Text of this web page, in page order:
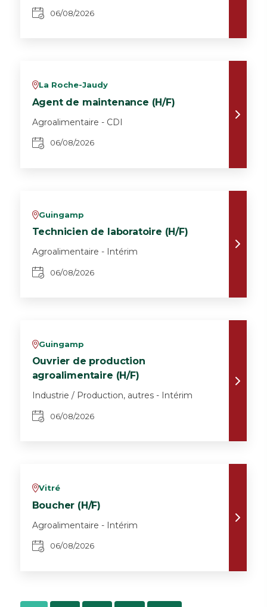
06/08/2026
vLa Roche-Jaudy
Agent de maintenance (H/F)
Agroalimentaire - CDI
06/08/2026
vGuingamp
Technicien de laboratoire (H/F)
Agroalimentaire - Intérim
06/08/2026
vGuingamp
Ouvrier de production
agroalimentaire (H/F)
Industrie / Production, autres - Intérim
06/08/2026
vVitré
Boucher (H/F)
Agroalimentaire - Intérim
06/08/2026